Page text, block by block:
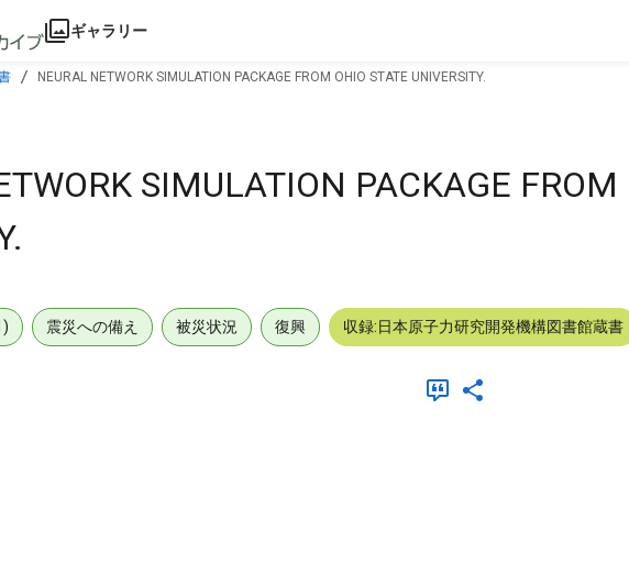
ギャラリー
NEURAL NETWORK SIMULATION PACKAGE FROM OHIO STATE UNIVERSITY.
SIMULATION PACKAGE FROM
震災への備え 被災状況 復興 収録:日本原子力研究開発機構図書館蔵書